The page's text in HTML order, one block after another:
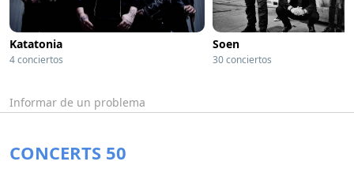
Katatonia
4 conciertos
Soen
30 conciertos
Informar de un problema
CONCERTS 50